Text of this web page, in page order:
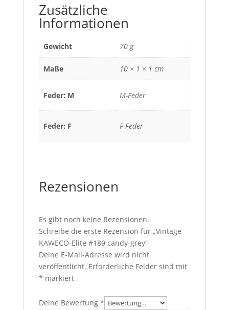
Zusätzliche
Informationen
Gewicht 70 g
Maße 10 × 1 × 1 cm
Feder: M M-Feder
Feder: F F-Feder
Rezensionen
Es gibt noch keine Rezensionen.
Schreibe die erste Rezension für „Vintage
KAWECO-Elite #189 candy-grey“
Deine E-Mail-Adresse wird nicht
veröffentlicht. Erforderliche Felder sind mit
* markiert
Deine Bewertung *